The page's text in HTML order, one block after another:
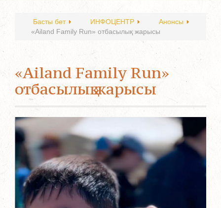
Басты бет ИНФОЦЕНТР
Анонсы
«Ailand Family Run» отбасылық жарысы
«Ailand Family Run»
отбасылық жарысы